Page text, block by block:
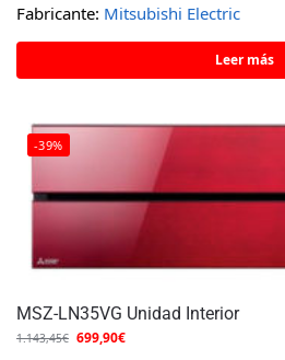
Fabricante: Mitsubishi Electric
Leer más
-39%
MSZ-LN35VG Unidad Interior
1.143,45€ 699,90€